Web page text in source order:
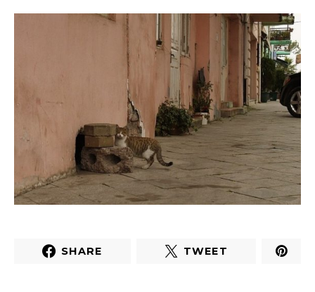
SHARE TWEET